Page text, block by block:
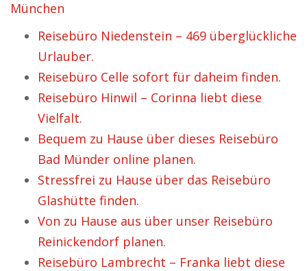
München
Reisebüro Niedenstein – 469 überglückliche
Urlauber.
Reisebüro Celle sofort für daheim finden.
Reisebüro Hinwil – Corinna liebt diese
Vielfalt.
Bequem zu Hause über dieses Reisebüro
Bad Münder online planen.
Stressfrei zu Hause über das Reisebüro
Glashütte finden.
Von zu Hause aus über unser Reisebüro
Reinickendorf planen.
Reisebüro Lambrecht – Franka liebt diese